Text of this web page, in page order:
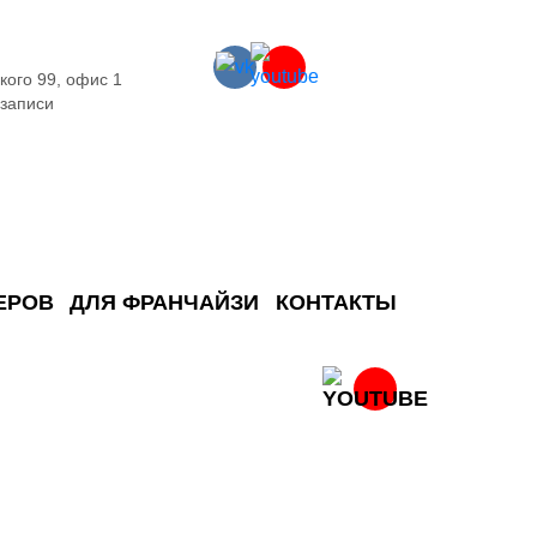
99, офис 1
ДЛЯ ФРАНЧАЙЗИ КОНТАКТЫ